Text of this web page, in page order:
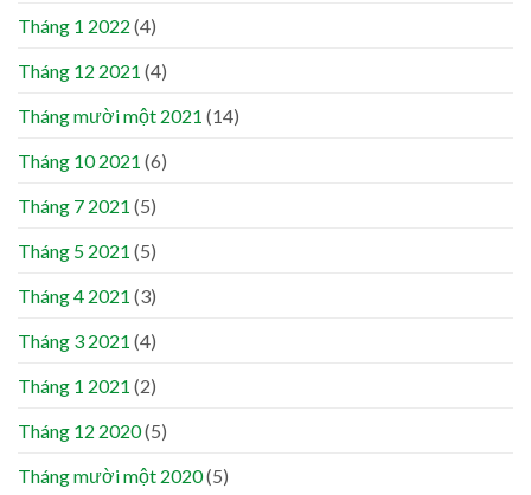
Tháng 1 2022 (4)
Tháng 12 2021 (4)
Tháng mười một 2021 (14)
Tháng 10 2021 (6)
Tháng 7 2021 (5)
Tháng 5 2021 (5)
Tháng 4 2021 (3)
Tháng 3 2021 (4)
Tháng 1 2021 (2)
Tháng 12 2020(5)
Tháng mười một 2020(5)